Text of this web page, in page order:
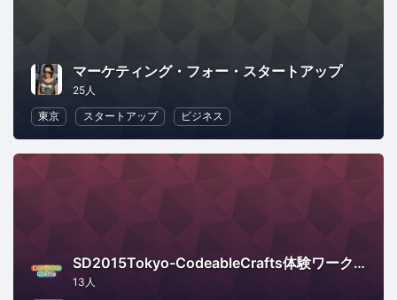
マーケティング・フォー・スタートアップ
25人
東京
スタートアップ ビジネス
SD2015Tokyo-CodeableCrafts体験ワークショップ
13人